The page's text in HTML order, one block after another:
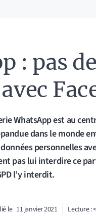
: pas
WhatsApp est au
dans le monde
personnelles
pas lui interdire ce
l’y interdit.
le 11 janvier 2021 Lecture :